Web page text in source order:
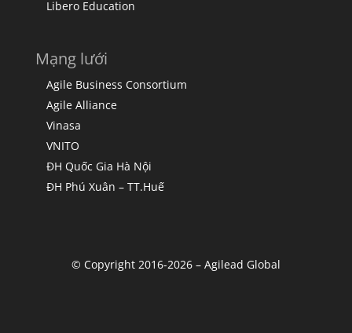
Libero Education
Mạng lưới
Agile Business Consortium
Agile Alliance
Vinasa
VNITO
ĐH Quốc Gia Hà Nội
ĐH Phú Xuân – TT.Huế
© Copyright 2016-2026 – Agilead Global